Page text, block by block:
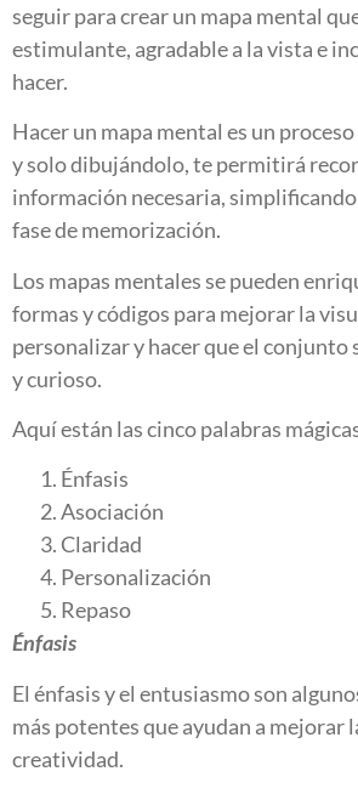
seguir para crear un mapa mental
estimulante, agradable a la vista e
hacer.
Hacer un mapa mental es un
y solo dibujándolo, te permitirá
información necesaria,
fase de memorización.
Los mapas mentales se pueden
formas y códigos para mejorar la
personalizar y hacer que el conjunto
y curioso.
Aquí están las cinco palabras
Énfasis
Asociación
Claridad
Personalización
Repaso
Énfasis
El énfasis y el entusiasmo son
más potentes que ayudan a mejorar
creatividad.